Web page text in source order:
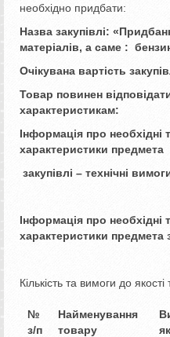
необхідно придбати:
Назва закупівлі: «
матеріалів, а саме :
Очікувана вартість
Товар повинен
характеристикам:
Інформація про необхідні
характеристики предмета
закупівлі – технічні
Інформація про необхідні
характеристики предмета
Кількість та вимоги до якості
№
з/п
Найменування
товару